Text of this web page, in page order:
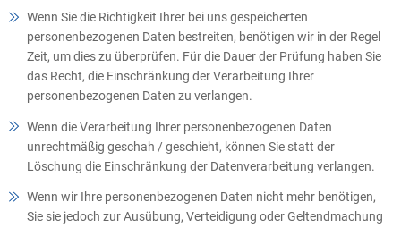
Wenn Sie die Richtigkeit Ihrer bei uns gespeicherten
personenbezogenen Daten bestreiten, benötigen wir in der Regel
Zeit, um dies zu überprüfen. Für die Dauer der Prüfung haben Sie
das Recht, die Einschränkung der Verarbeitung Ihrer
personenbezogenen Daten zu verlangen.
Wenn die Verarbeitung Ihrer personenbezogenen Daten
unrechtmäßig geschah / geschieht, können Sie statt der
Löschung die Einschränkung der Datenverarbeitung verlangen.
Wenn wir Ihre personenbezogenen Daten nicht mehr benötigen,
Sie sie jedoch zur Ausübung, Verteidigung oder Geltendmachung